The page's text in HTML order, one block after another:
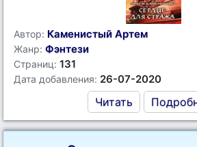
Автор: Каменистый Артем
Жанр: Фэнтези
Страниц: 131
Дата добавления: 26-07-2020
Читать